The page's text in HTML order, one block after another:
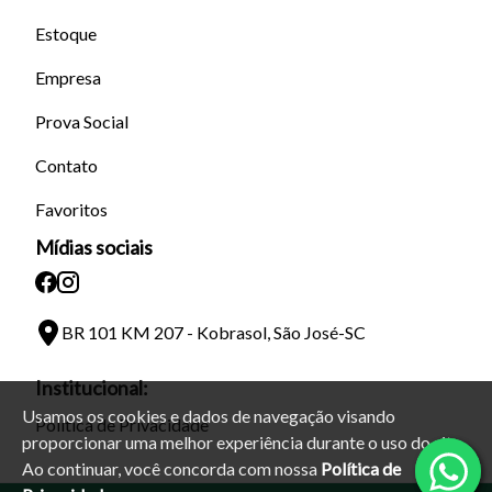
Usamos os cookies e dados de navegação visando
proporcionar uma melhor experiência durante o uso do site.
Ao continuar, você concorda com nossa Política de
Estoque
Empresa
Prova Social
Contato
Favoritos
Mídias sociais
BR 101 KM 207 - Kobrasol, São José-SC
Institucional:
Política de Privacidade